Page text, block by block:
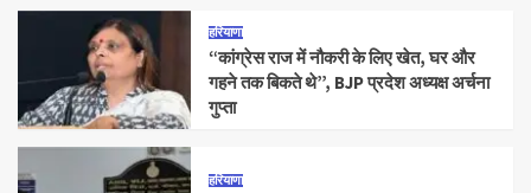
हरियाणा
“कांग्रेस राज में नौकरी के लिए खेत, घर और
गहने तक बिकते थे”, BJP प्रदेश अध्यक्ष अर्चना
गुप्ता
हरियाणा